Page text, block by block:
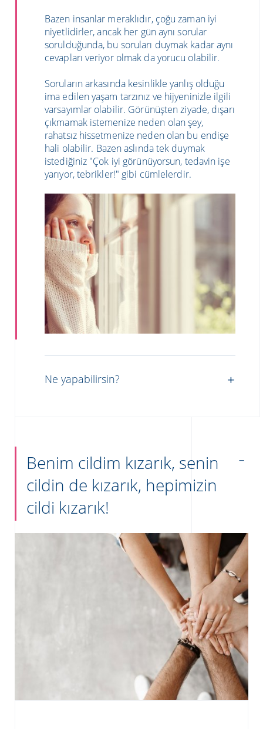
Bazen insanlar meraklıdır, çoğu zaman iyi
niyetlidirler, ancak her gün aynı sorular
sorulduğunda, bu soruları duymak kadar aynı
cevapları veriyor olmak da yorucu olabilir.
Soruların arkasında kesinlikle yanlış olduğu
ima edilen yaşam tarzınız ve hijyeninizle ilgili
varsayımlar olabilir. Görünüşten ziyade, dışarı
çıkmamak istemenize neden olan şey,
rahatsız hissetmenize neden olan bu endişe
hali olabilir. Bazen aslında tek duymak
istediğiniz "Çok iyi görünüyorsun, tedavin işe
yarıyor, tebrikler!" gibi cümlelerdir.
Ne yapabilirsin?
Benim cildim kızarık, senin
cildin de kızarık, hepimizin
cildi kızarık!